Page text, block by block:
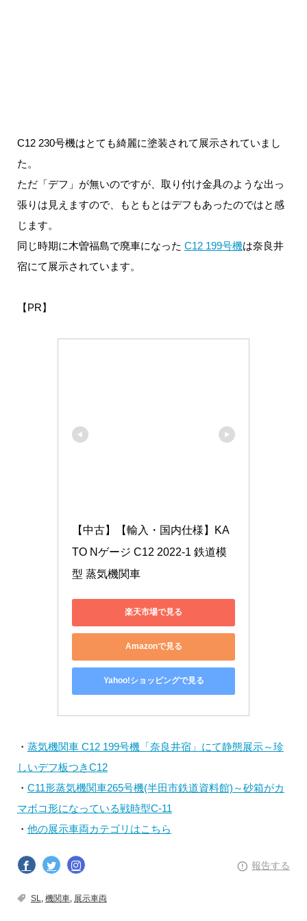
C12 230号機はとても綺麗に塗装されて展示されていまし
た。
ただ「デフ」が無いのですが、取り付け金具のような出っ
張りは見えますので、もともとはデフもあったのではと感
じます。
同じ時期に木曽福島で廃車になった C12 199号機は奈良井
宿にて展示されています。
【PR】
【中古】【輸入・国内仕様】KA
TO Nゲージ C12 2022-1 鉄道模
型 蒸気機関車
楽天市場で見る
Amazonで見る
Yahoo!ショッピングで見る
・ 蒸気機関車 C12 199号機「奈良井宿」にて静態展示～珍
しいデフ板つきC12
・ C11形蒸気機関車265号機(半田市鉄道資料館)～砂箱がカ
マボコ形になっている戦時型C-11
・ 他の展示車両カテゴリはこちら
報告する
SL 機関車, 展示車両